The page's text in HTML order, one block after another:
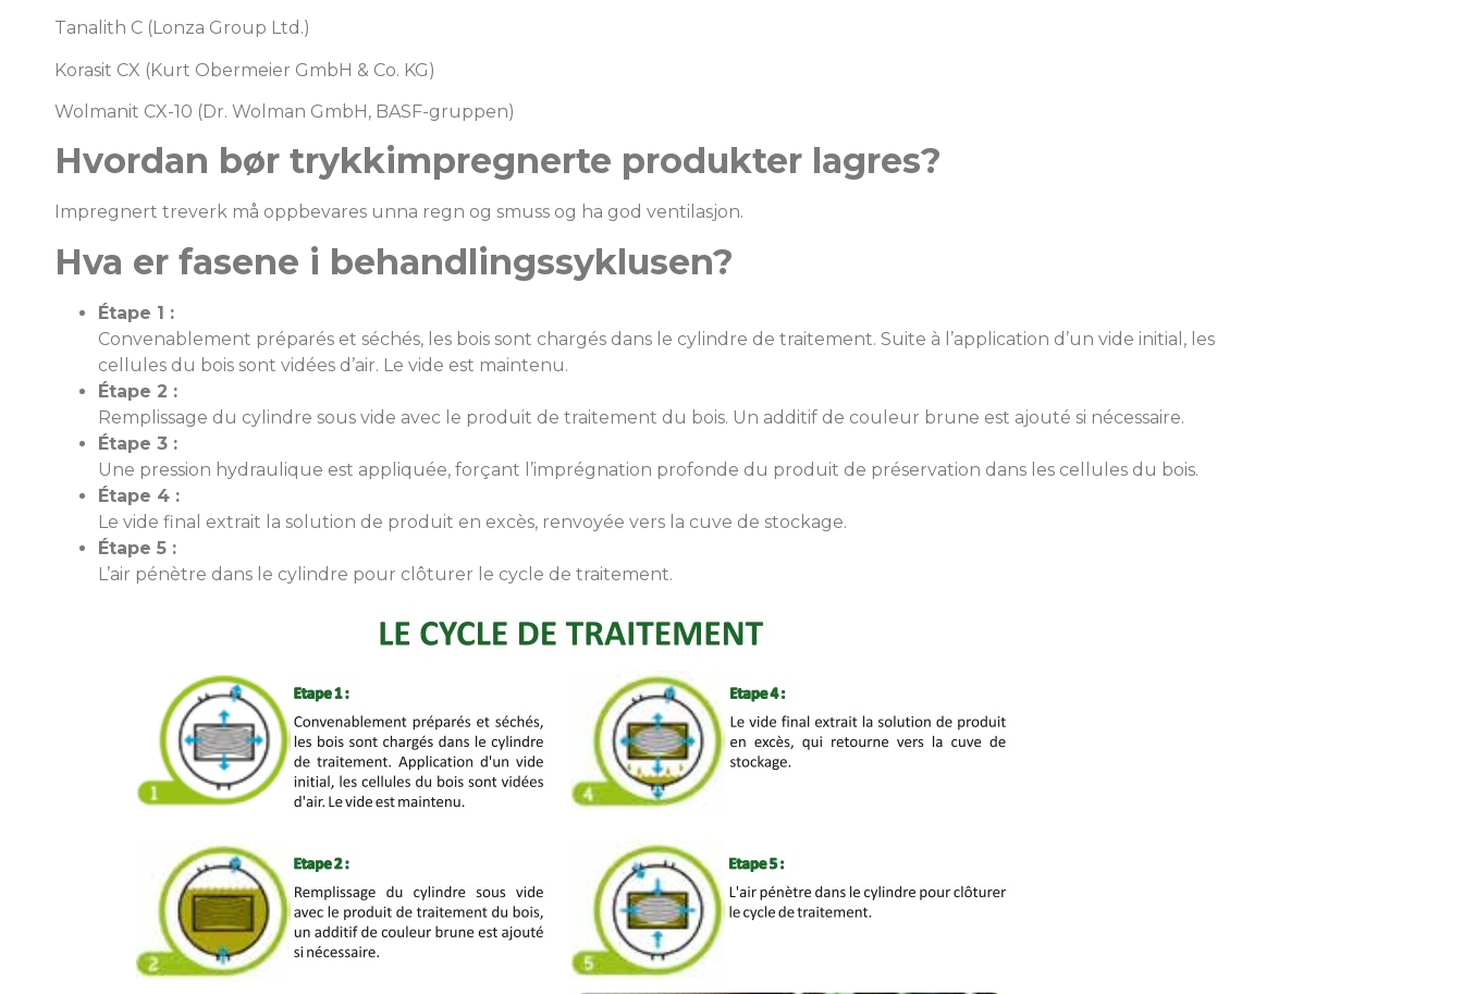
Tanalith C (Lonza Group Ltd.)
Korasit CX (Kurt Obermeier GmbH & Co. KG)
Wolmanit CX-10 (Dr. Wolman GmbH, BASF-gruppen)
Hvordan bør trykkimpregnerte produkter lagres?
Impregnert treverk må oppbevares unna regn og smuss og ha god ventilasjon.
Hva er fasene i behandlingssyklusen?
Étape 1 :
Convenablement préparés et séchés, les bois sont chargés dans le cylindre de traitement. Suite à l’application d’un vide initial, les
cellules du bois sont vidées d’air. Le vide est maintenu.
Étape 2 :
Remplissage du cylindre sous vide avec le produit de traitement du bois. Un additif de couleur brune est ajouté si nécessaire.
Étape 3 :
Une pression hydraulique est appliquée, forçant l’imprégnation profonde du produit de préservation dans les cellules du bois.
Étape 4 :
Le vide final extrait la solution de produit en excès, renvoyée vers la cuve de stockage.
Étape 5 :
L’air pénètre dans le cylindre pour clôturer le cycle de traitement.